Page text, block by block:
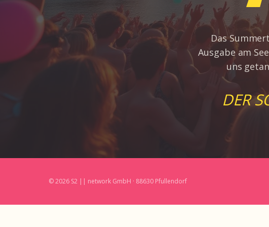
Das
Ausgabe am
uns
DER
© 2026 S2 || network GmbH · 88630 Pfullendorf